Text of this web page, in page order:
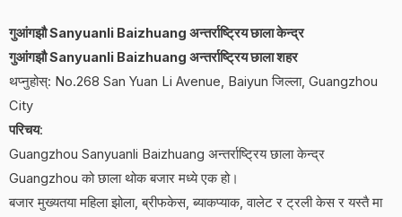
गुआंगझौ Sanyuanli Baizhuang अन्तर्राष्ट्रिय छाला केन्द्र
गुआंगझौ Sanyuanli Baizhuang अन्तर्राष्ट्रिय छाला शहर
थप्नुहोस्: No.268 San Yuan Li Avenue, Baiyun जिल्ला, Guangzhou
City
परिचय:
Guangzhou Sanyuanli Baizhuang अन्तर्राष्ट्रिय छाला केन्द्र
Guangzhou को छाला थोक बजार मध्ये एक हो।
बजार मुख्यतया महिला झोला, ब्रीफकेस, ब्याकप्याक, वालेट र ट्रली केस र यस्तै मा